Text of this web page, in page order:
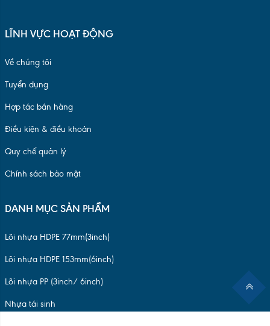
LĨNH VỰC HOẠT ĐỘNG
Về chúng tôi
Tuyển dụng
Hợp tác bán hàng
Điều kiện & điều khoản
Quy chế quản lý
Chính sách bảo mật
DANH MỤC SẢN PHẨM
Lõi nhựa HDPE 77mm(3inch)
Lõi nhựa HDPE 153mm(6inch)
Lõi nhựa PP (3inch/ 6inch)
Nhựa tái sinh